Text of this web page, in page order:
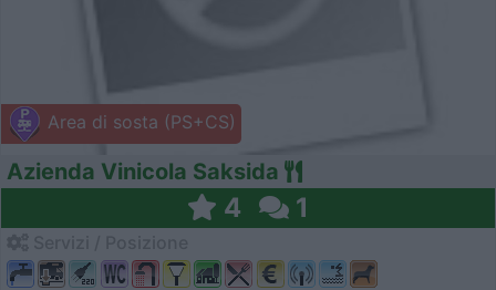
Area di sosta (PS+CS)
Azienda Vinicola Saksida
4 1